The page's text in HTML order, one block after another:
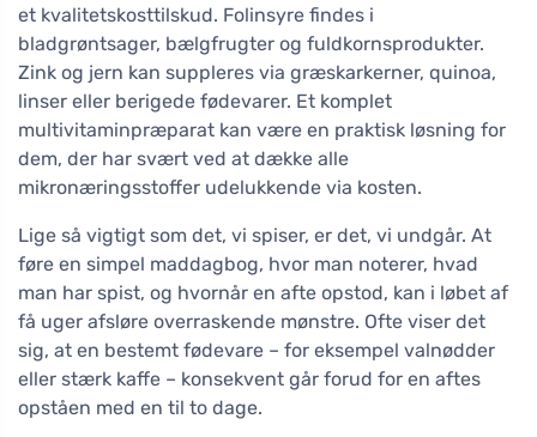
et kvalitetskosttilskud. Folinsyre findes i
bladgrøntsager, bælgfrugter og fuldkornsprodukter.
Zink og jern kan suppleres via græskarkerner, quinoa,
linser eller berigede fødevarer. Et komplet
multivitaminpræparat kan være en praktisk løsning for
dem, der har svært ved at dække alle
mikronæringsstoffer udelukkende via kosten.
Lige så vigtigt som det, vi spiser, er det, vi undgår. At
føre en simpel maddagbog, hvor man noterer, hvad
man har spist, og hvornår en afte opstod, kan i løbet af
få uger afsløre overraskende mønstre. Ofte viser det
sig, at en bestemt fødevare – for eksempel valnødder
eller stærk kaffe – konsekvent går forud for en aftes
opståen med en til to dage.